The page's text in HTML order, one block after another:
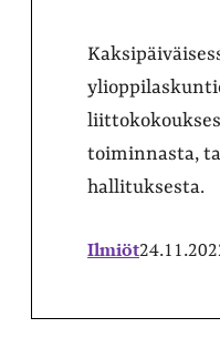
toiminnasta,
hallituksesta.
Ilmiöt